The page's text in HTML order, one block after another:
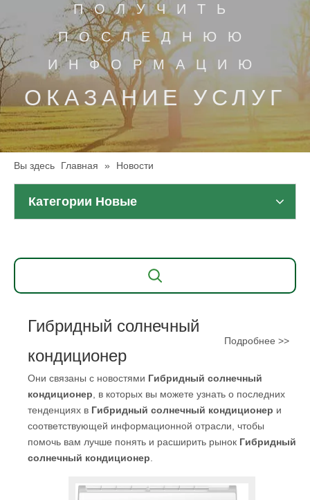
ПОЛУЧИТЬ
ПОСЛЕДНЮЮ
ИНФОРМАЦИЮ
ОКАЗАНИЕ УСЛУГ
Вы здесь Главная » Новости
Категории Новые
Гибридный солнечный
кондиционер
Подробнее >>
Они связаны с новостями Гибридный солнечный
кондиционер , в которых вы можете узнать о последних
тенденциях в Гибридный солнечный кондиционер и
соответствующей информационной отрасли, чтобы
помочь вам лучше понять и расширить рынок Гибридный
солнечный кондиционер